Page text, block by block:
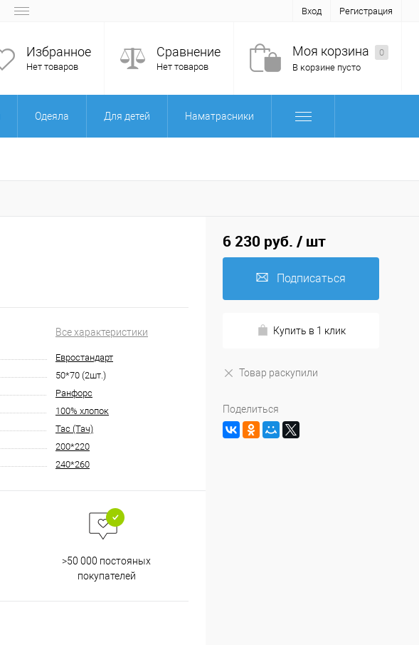
Вход Регистрация
Избранное
Нет товаров
Сравнение
Нет товаров
Моя корзина
0
В корзине пусто
Одеяла Для детей Наматрасники
Все характеристики
Евростандарт
50*70 (2шт.)
Ранфорс
100% хлопок
Tac (Тач)
200*220
240*260
>50 000 постояных
покупателей
6 230 руб. / шт
Подписаться
Купить в 1 клик
Товар раскупили
Поделиться